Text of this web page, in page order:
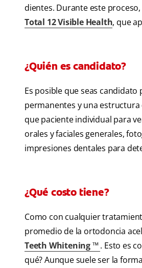
dientes. Durante este
Total 12 Visible Health, que
¿Quién es candidato?
Es posible que seas
permanentes y una estructura
que paciente individual para
orales y faciales generales,
impresiones dentales para
¿Qué costo tiene?
Como con cualquier
promedio de la ortodoncia
Teeth Whitening ™. Esto es
qué? Aunque suele ser la